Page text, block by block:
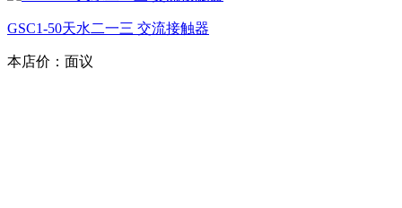
GSC1-50天水二一三 交流接触器
本店价： 面议